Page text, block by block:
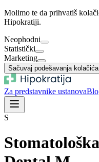
Molimo te da prihvatiš
Hipokratiji.
Neophodni
Statistički
Marketing
Sačuvaj podešavanja kolačića
Za predstavnike ustanova
S